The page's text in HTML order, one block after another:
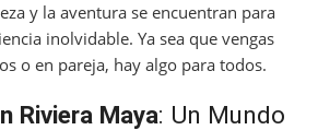
y la aventura se encuentran para
inolvidable. Ya sea que vengas
o en pareja, hay algo para todos.
Riviera Maya: Un Mundo